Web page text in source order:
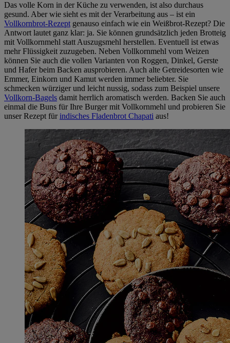
Das volle Korn in der Küche zu verwenden, ist also durchaus
gesund. Aber wie sieht es mit der Verarbeitung aus – ist ein
Vollkornbrot-Rezept genauso einfach wie ein Weißbrot-Rezept? Die
Antwort lautet ganz klar: ja. Sie können grundsätzlich jeden Brotteig
mit Vollkornmehl statt Auszugsmehl herstellen. Eventuell ist etwas
mehr Flüssigkeit zuzugeben. Neben Vollkornmehl vom Weizen
können Sie auch die vollen Varianten von Roggen, Dinkel, Gerste
und Hafer beim Backen ausprobieren. Auch alte Getreidesorten wie
Emmer, Einkorn und Kamut werden immer beliebter. Sie
schmecken würziger und leicht nussig, sodass zum Beispiel unsere
Vollkorn-Bagels damit herrlich aromatisch werden. Backen Sie auch
einmal die Buns für Ihre Burger mit Vollkornmehl und probieren Sie
unser Rezept für indisches Fladenbrot Chapati aus!